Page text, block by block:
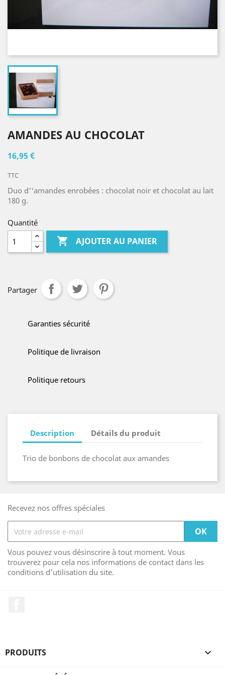
AMANDES AU CHOCOLAT
16,95 €
TTC
Duo d''amandes enrobées : chocolat noir et chocolat au lait
180 g.
Quantité
 AJOUTER AU PANIER
Partager
Garanties sécurité
Politique de livraison
Politique retours
Description Détails du produit
Trio de bonbons de chocolat aux amandes
Recevez nos offres spéciales
Vous pouvez vous désinscrire à tout moment. Vous
trouverez pour cela nos informations de contact dans les
conditions d'utilisation du site.
PRODUITS 